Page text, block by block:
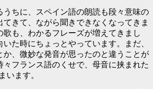
うちに、スペイン語の朗読も段々意味の
てきて、ながら聞きできなくなってきま
歌も、わかるフレーズが増えてきまし
た時にちょっとやっています。まだ、
か、微妙な発音が思ったのと違うことが
々フランス語のくせで、母音に挟まれた
います。